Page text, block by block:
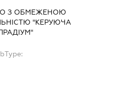
З ОБМЕЖЕНОЮ
"КЕРУЮЧА